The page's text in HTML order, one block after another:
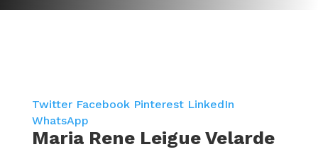
Twitter Facebook Pinterest LinkedIn
WhatsApp
Maria Rene Leigue Velarde